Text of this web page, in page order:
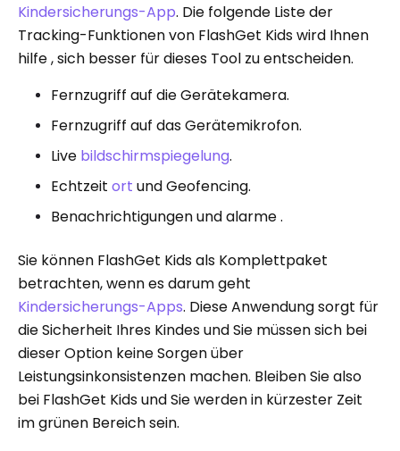
Kindersicherungs-App. Die folgende Liste der
Tracking-Funktionen von FlashGet Kids wird Ihnen
hilfe , sich besser für dieses Tool zu entscheiden.
Fernzugriff auf die Gerätekamera.
Fernzugriff auf das Gerätemikrofon.
Live bildschirmspiegelung.
Echtzeit ort und Geofencing.
Benachrichtigungen und alarme .
Sie können FlashGet Kids als Komplettpaket
betrachten, wenn es darum geht
Kindersicherungs-Apps. Diese Anwendung sorgt für
die Sicherheit Ihres Kindes und Sie müssen sich bei
dieser Option keine Sorgen über
Leistungsinkonsistenzen machen. Bleiben Sie also
bei FlashGet Kids und Sie werden in kürzester Zeit
im grünen Bereich sein.